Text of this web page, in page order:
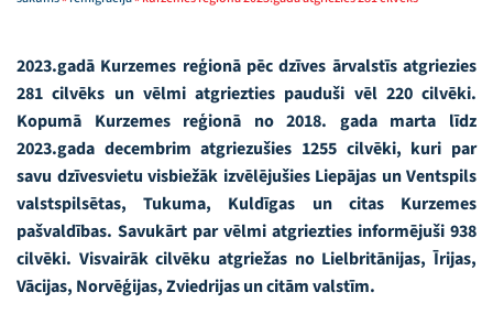
2023.gadā Kurzemes reģionā pēc dzīves ārvalstīs atgriezies
281 cilvēks un vēlmi atgriezties pauduši vēl 220 cilvēki.
Kopumā Kurzemes reģionā no 2018. gada marta līdz
2023.gada decembrim atgriezušies 1255 cilvēki, kuri par
savu dzīvesvietu visbiežāk izvēlējušies Liepājas un Ventspils
valstspilsētas, Tukuma, Kuldīgas un citas Kurzemes
pašvaldības. Savukārt par vēlmi atgriezties informējuši 938
cilvēki. Visvairāk cilvēku atgriežas no Lielbritānijas, Īrijas,
Vācijas, Norvēģijas, Zviedrijas un citām valstīm.